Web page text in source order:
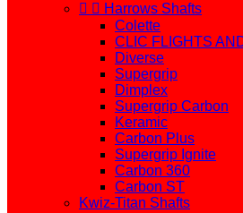
  Harrows Shafts
Colette
CLIC FLIGHTS
Diverse
Supergrip
Dimplex
Supergrip Carbon
Keramic
Carbon Plus
Supergrip Ignite
Carbon 360
Carbon ST
Kwiz-Titan Shafts